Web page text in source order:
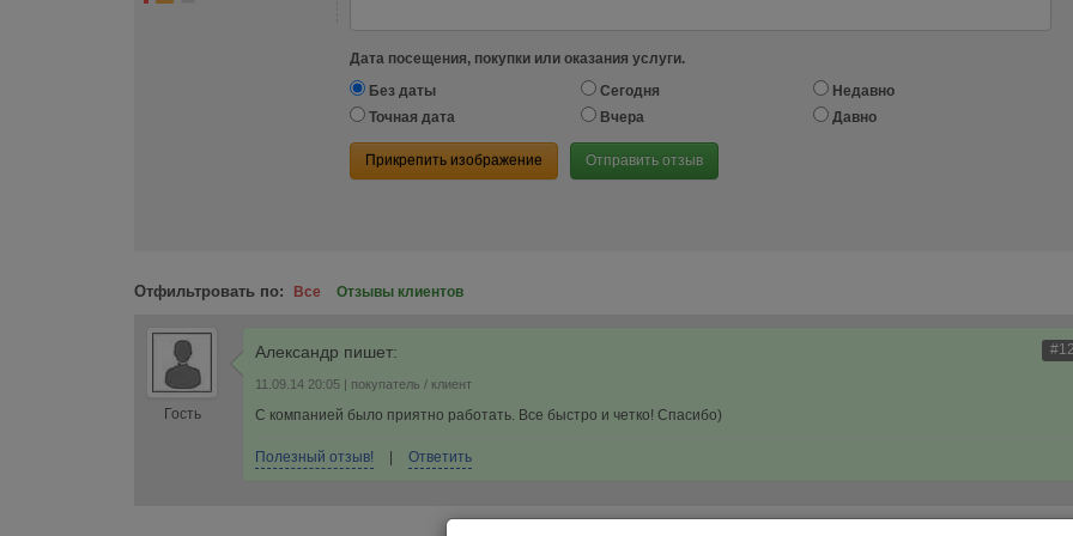
Дата посещения, покупки или оказания услуги.
Без даты
Сегодня
Недавно
Точная дата
Вчера Давно
Прикрепить изображение Отправить отзыв
Отфильтровать по: Все Отзывы клиентов
Гость
Александр пишет:
11.09.14 20:05 | покупатель / клиент
С компанией было приятно работать. Все быстро и четко! Спасибо)
Полезный отзыв! Ответить